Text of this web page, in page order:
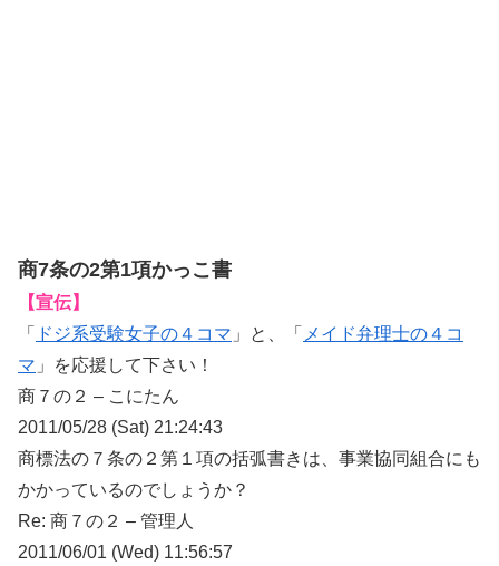
商7条の2第1項かっこ書
【宣伝】
「
ドジ系受験女子の４コマ 」と、「 メイド弁理士の４コ
マ 」を応援して下さい！
商７の２ – こにたん
2011/05/28 (Sat) 21:24:43
商標法の７条の２第１項の括弧書きは、事業協同組合にも
かかっているのでしょうか？
Re: 商７の２ – 管理人
2011/06/01 (Wed) 11:56:57